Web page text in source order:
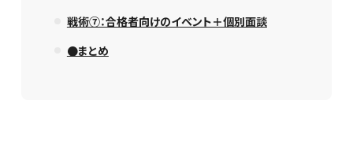
戦術⑦：合格者向けのイベント＋個別面談
●まとめ